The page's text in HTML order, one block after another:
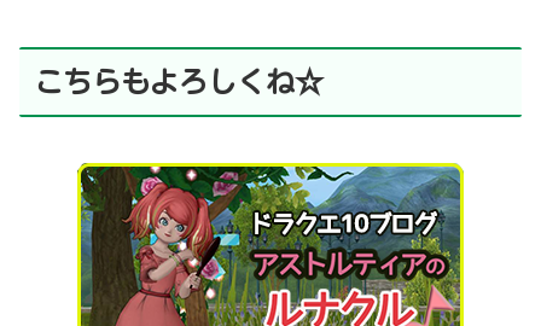
こちらもよろしくね☆